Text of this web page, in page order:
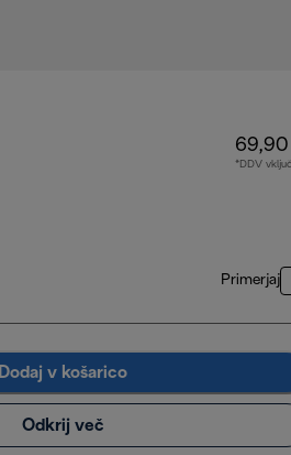
*DDV
Primerjaj
Dodaj v košarico
Odkrij več